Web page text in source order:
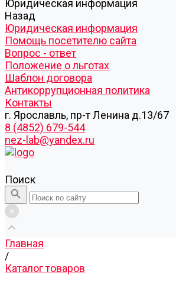
Юридическая информация
Назад
Юридическая информация
Помощь посетителю сайта
Вопрос - ответ
Положение о льготах
Шаблон договора
Антикоррупционная политика
Контакты
г. Ярославль, пр-т Ленина д.13/67
8 (4852) 679-544
nez-lab@yandex.ru
Поиск
Главная
/
Каталог товаров